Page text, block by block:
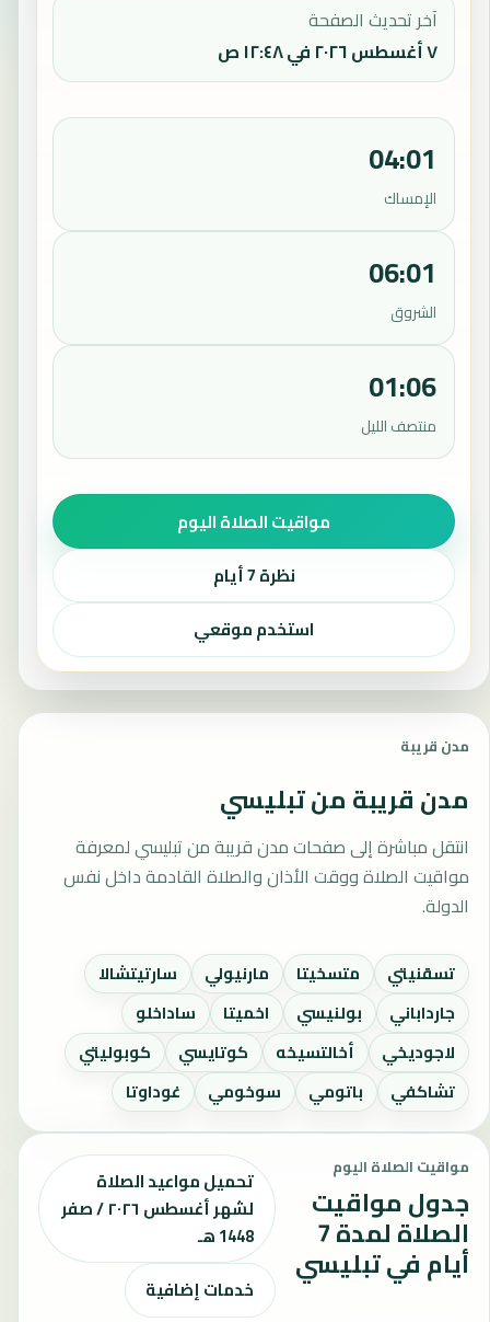
آخر تحديث الصفحة
٧ أغسطس ٢٠٢٦ في ١٢:٤٨ ص
04:01
الإمساك
06:01
الشروق
01:06
منتصف الليل
مواقيت الصلاة اليوم
نظرة 7 أيام
استخدم موقعي
مدن قريبة
مدن قريبة من تبليسي
انتقل مباشرة إلى صفحات مدن قريبة من تبليسي لمعرفة
مواقيت الصلاة ووقت الأذان والصلاة القادمة داخل نفس
الدولة.
تسقنيتي متسخيتا مارنيولي
سارتيتشالا
جارداباني
بولنيسي اخميتا
ساداخلو
لاجوديخي
أخالتسيخه كوتايسي
كوبوليتي
تشاكفي
باتومي سوخومي غوداوتا
مواقيت الصلاة اليوم
جدول مواقيت
الصلاة لمدة 7
أيام في تبليسي
تحميل مواعيد الصلاة
لشهر أغسطس ٢٠٢٦ / صفر
1448 هـ
خدمات إضافية